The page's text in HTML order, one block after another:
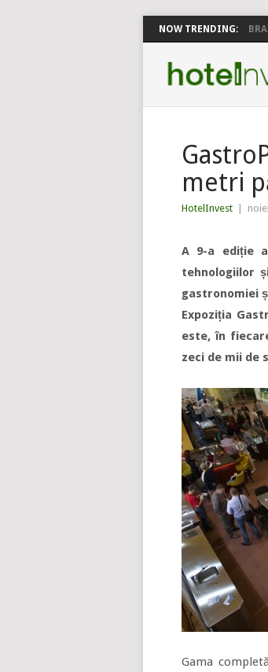
NOW TRENDING:
metri
HotelInvest
A 9-a ediție
tehnologiilor
gastronomiei
Expoziția
este, în
zeci de mii de
Gama